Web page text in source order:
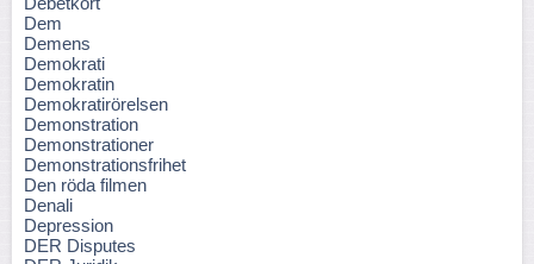
Dem
Demens
Demokrati
Demokratin
Demokratirörelsen
Demonstration
Demonstrationer
Demonstrationsfrihet
Den röda filmen
Denali
Depression
DER Disputes